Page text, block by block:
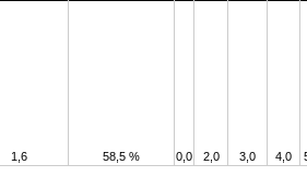
1,6 58,5 % 0,0 2,0 3,0 4,0